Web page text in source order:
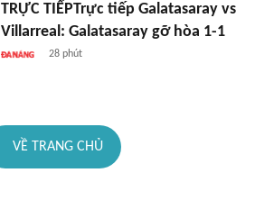
TRỰC TIẾPTrực tiếp Galatasaray vs
Villarreal: Galatasaray gỡ hòa 1-1
28 phút
VỀ TRANG CHỦ